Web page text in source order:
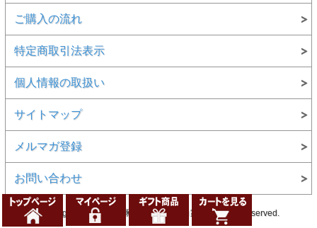
ご購入の流れ
特定商取引法表示
個人情報の取扱い
サイトマップ
メルマガ登録
お問い合わせ
Copyright (C)イベリコ豚専門店スエヒロ家 All Rights Reserved.